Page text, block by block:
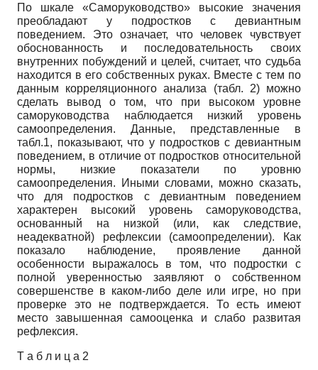
По шкале «Саморуководство» высокие значения
преобладают у подростков с девиантным
поведением. Это означает, что человек чувствует
обоснованность и последовательность своих
внутренних побуждений и целей, считает, что судьба
находится в его собственных руках. Вместе с тем по
данным корреляционного анализа (табл. 2) можно
сделать вывод о том, что при высоком уровне
саморуководства наблюдается низкий уровень
самоопределения. Данные, представленные в
табл.1, показывают, что у подростков с девиантным
поведением, в отличие от подростков относительной
нормы, низкие показатели по уровню
самоопределения. Иными словами, можно сказать,
что для подростков с девиантным поведением
характерен высокий уровень саморуководства,
основанный на низкой (или, как следствие,
неадекватной) рефлексии (самоопределении). Как
показало наблюдение, проявление данной
особенности выражалось в том, что подростки с
полной уверенностью заявляют о собственном
совершенстве в каком-либо деле или игре, но при
проверке это не подтверждается. То есть имеют
место завышенная самооценка и слабо развитая
рефлексия.
Т а б л и ц а 2